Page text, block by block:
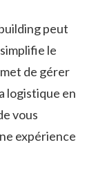
peut
le
de gérer
logistique en
vous
expérience